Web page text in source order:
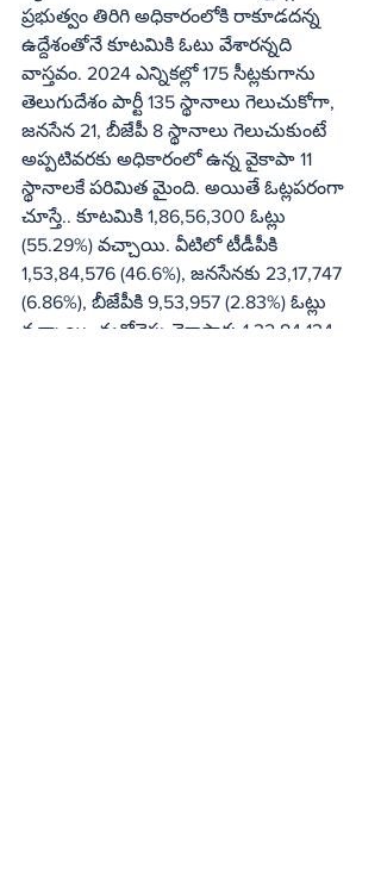
ప్రభుత్వం తిరిగి అధికారంలోకి రాకూడదన్న
ఉద్దేశంతోనే కూటమికి ఓటు వేశారన్నది
వాస్తవం. 2024 ఎన్నికల్లో 175 సీట్లకుగాను
తెలుగుదేశం పార్టీ 135 స్థానాలు గెలుచుకోగా,
జనసేన 21, బీజేపీ 8 స్థానాలు గెలుచుకుంటే
అప్పటివరకు అధికారంలో ఉన్న వైకాపా 11
స్థానాలకే పరిమిత మైంది. అయితే ఓట్లపరంగా
చూస్తే.. కూటమికి 1,86,56,300 ఓట్లు
(55.29%) వచ్చాయి. వీటిలో టీడీపీకి
1,53,84,576 (46.6%), జనసేనకు 23,17,747
(6.86%), బీజేపీకి 9,53,957 (2.83%) ఓట్లు
వచ్చాయి. మరోవైపు వైకాపాకు 1,32,84,134